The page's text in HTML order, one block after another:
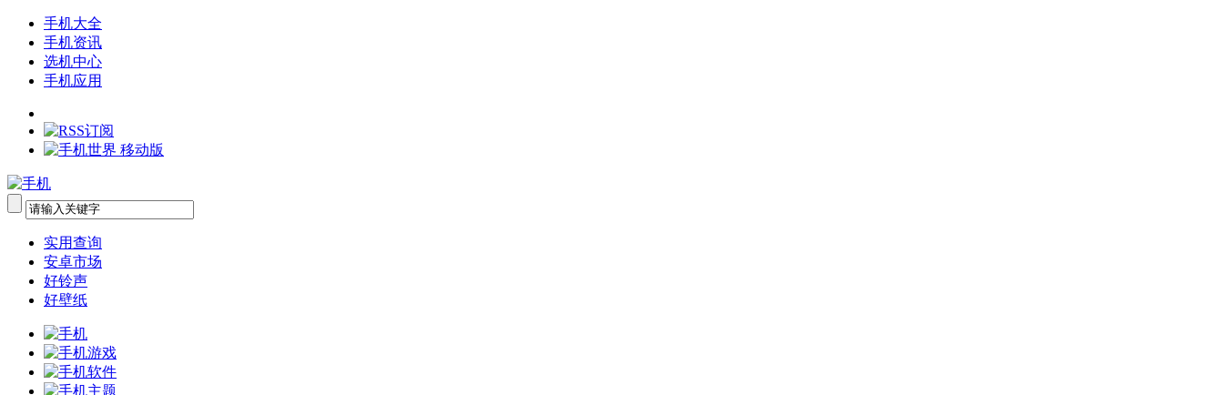
手机大全
手机资讯
选机中心
手机应用
实用查询
安卓市场
好铃声
好壁纸